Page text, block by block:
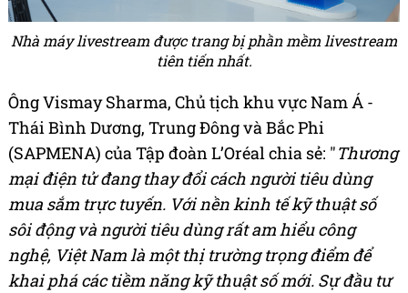
Nhà máy livestream được trang bị phần mềm livestream
tiên tiến nhất.
Ông Vismay Sharma, Chủ tịch khu vực Nam Á -
Thái Bình Dương, Trung Đông và Bắc Phi
(SAPMENA) của Tập đoàn L’Oréal chia sẻ: "Thương
mại điện tử đang thay đổi cách người tiêu dùng
mua sắm trực tuyến. Với nền kinh tế kỹ thuật số
sôi động và người tiêu dùng rất am hiểu công
nghệ, Việt Nam là một thị trường trọng điểm để
khai phá các tiềm năng kỹ thuật số mới. Sự đầu tư